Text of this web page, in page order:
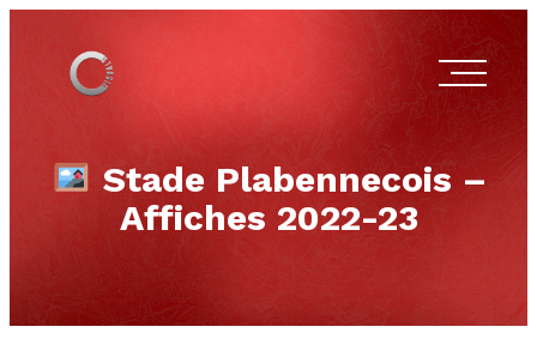
Stade Plabennecois –
Affiches 2022-23